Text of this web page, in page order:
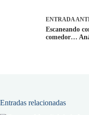
ENTRADA
Escaneando
comedor…
Entradas relacionadas